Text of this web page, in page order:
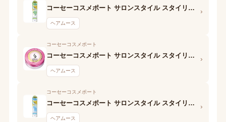
コーセーコスメポート サロンスタイル スタイリングムース (スーパーハード)
ヘアムース
›
コーセーコスメポート
コーセーコスメポート サロンスタイル スタイリングムース (さらさらストレート)
ヘアムース
›
コーセーコスメポート
コーセーコスメポート サロンスタイル スタイリングムース (くっきりウェービー)
ヘアムース
›